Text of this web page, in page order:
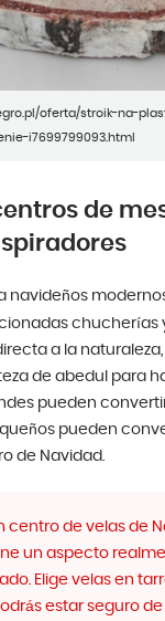
oferta/stroik-na-
i7699799093.html
de
navideños
chucherías
a la
de abedul para
pueden
pueden
de Navidad.
centro de velas de
un aspecto
Elige velas en
estar seguro